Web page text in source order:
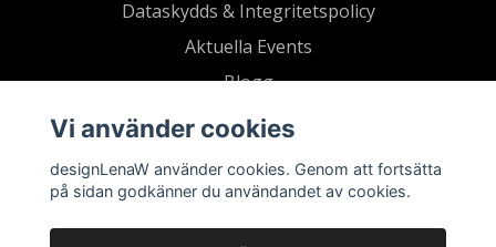
Dataskydds & Integritetspolicy
Aktuella Events
Blogg
Vi använder cookies
designLenaW använder cookies. Genom att fortsätta
på sidan godkänner du användandet av cookies.